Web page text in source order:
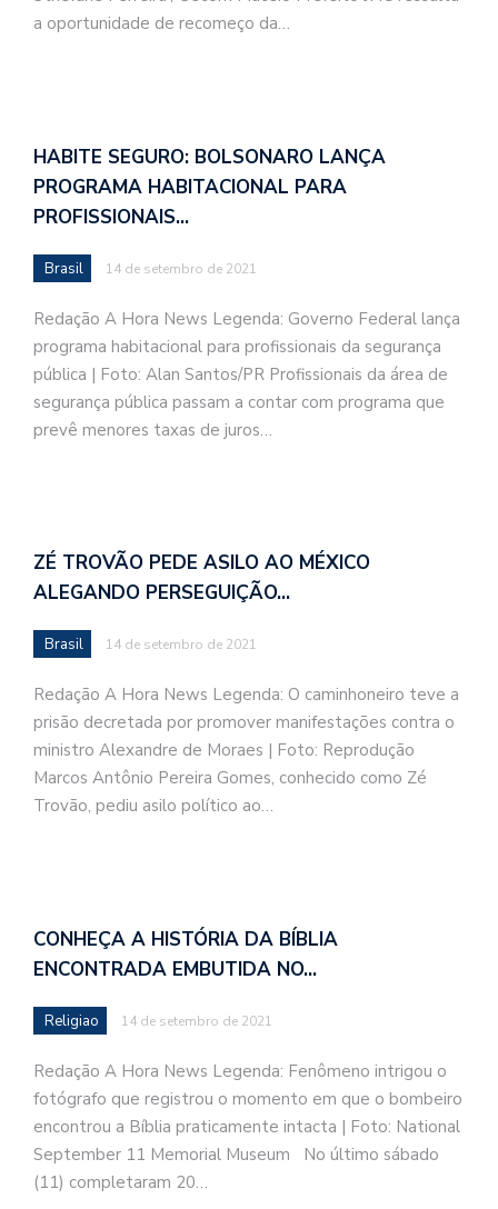
a oportunidade de recomeço da…
HABITE SEGURO: BOLSONARO LANÇA
PROGRAMA HABITACIONAL PARA
PROFISSIONAIS…
Brasil 14 de setembro de 2021
Redação A Hora News Legenda: Governo Federal lança
programa habitacional para profissionais da segurança
pública | Foto: Alan Santos/PR Profissionais da área de
segurança pública passam a contar com programa que
prevê menores taxas de juros…
ZÉ TROVÃO PEDE ASILO AO MÉXICO
ALEGANDO PERSEGUIÇÃO…
Brasil 14 de setembro de 2021
Redação A Hora News Legenda: O caminhoneiro teve a
prisão decretada por promover manifestações contra o
ministro Alexandre de Moraes | Foto: Reprodução
Marcos Antônio Pereira Gomes, conhecido como Zé
Trovão, pediu asilo político ao…
CONHEÇA A HISTÓRIA DA BÍBLIA
ENCONTRADA EMBUTIDA NO…
Religiao 14 de setembro de 2021
Redação A Hora News Legenda: Fenômeno intrigou o
fotógrafo que registrou o momento em que o bombeiro
encontrou a Bíblia praticamente intacta | Foto: National
September 11 Memorial Museum No último sábado
(11) completaram 20…